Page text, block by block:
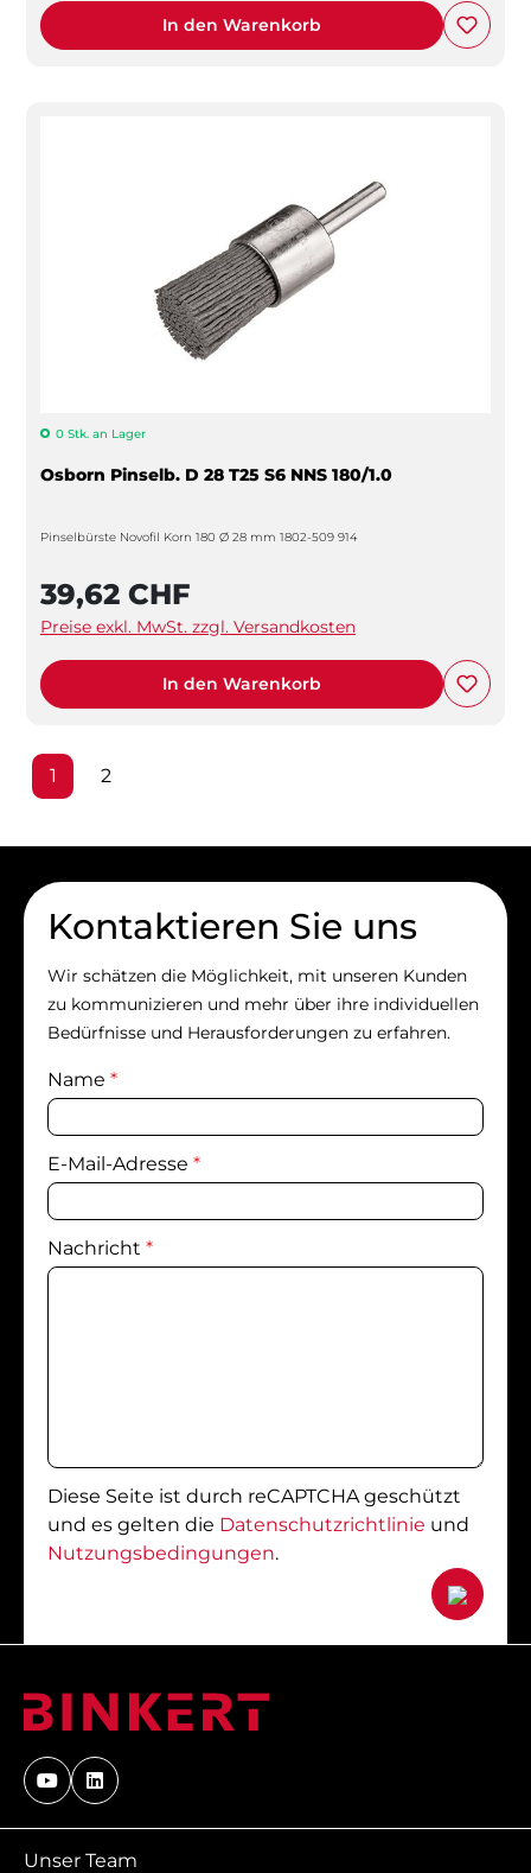
In den Warenkorb
0 Stk. an Lager
Osborn Pinselb. D 28 T25 S6 NNS 180/1.0
Pinselbürste Novofil Korn 180 Ø 28 mm 1802-509 914
39,62 CHF
Preise exkl. MwSt. zzgl. Versandkosten
In den Warenkorb
Seite
1 Seite
2
Kontaktieren Sie uns
Wir schätzen die Möglichkeit, mit unseren Kunden
zu kommunizieren und mehr über ihre individuellen
Bedürfnisse und Herausforderungen zu erfahren.
Name *
E-Mail-Adresse *
Nachricht *
Diese Seite ist durch reCAPTCHA geschützt
und es gelten die Datenschutzrichtlinie und
Nutzungsbedingungen.
Unser Team